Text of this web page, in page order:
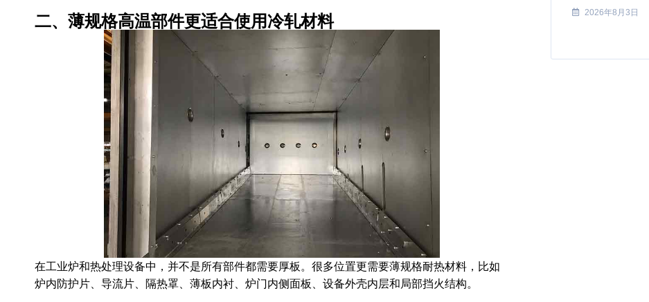
二、薄规格高温部件更适合使用冷轧材料
在工业炉和热处理设备中，并不是所有部件都需要厚板。很多位置更需要薄规格耐热材料，比如
炉内防护片、导流片、隔热罩、薄板内衬、炉门内侧面板、设备外壳内层和局部挡火结构。
2026年8月3日